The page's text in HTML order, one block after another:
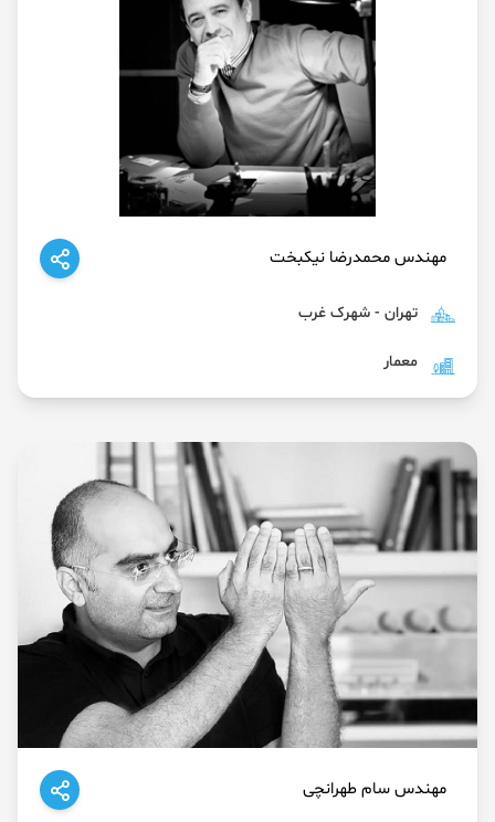
مهندس محمدرضا نیکبخت
تهران - شهرک غرب
معمار
مهندس سام طهرانچی